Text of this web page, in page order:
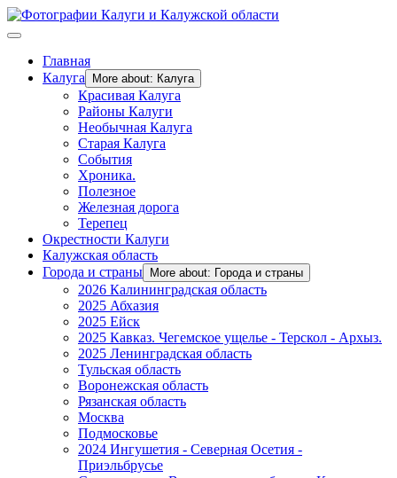
Главная
Калуга
More about: Калуга
Красивая Калуга
Районы Калуги
Необычная Калуга
Старая Калуга
События
Хроника.
Полезное
Железная дорога
Терепец
Окрестности Калуги
Калужская область
Города и страны
More about: Города и страны
2026 Калининградская область
2025 Абхазия
2025 Ейск
2025 Кавказ. Чегемское ущелье - Терскол - Архыз.
2025 Ленинградская область
Тульская область
Воронежская область
Рязанская область
Москва
Подмосковье
2024 Ингушетия - Северная Осетия -
Приэльбрусье